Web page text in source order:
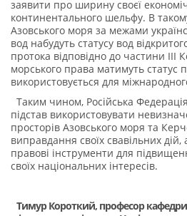
заявити про ширину своєї
континентального шельфу. В
Азовського моря за межами
вод набудуть статусу вод
протока відповідно до частини III
морського права матимуть статус
використовується для
Таким чином, Російська
підстав використовувати
просторів Азовського моря та
виправдання своїх свавільних
правові інструменти для
своїх національних інтересів.
Тимур Короткий, професор